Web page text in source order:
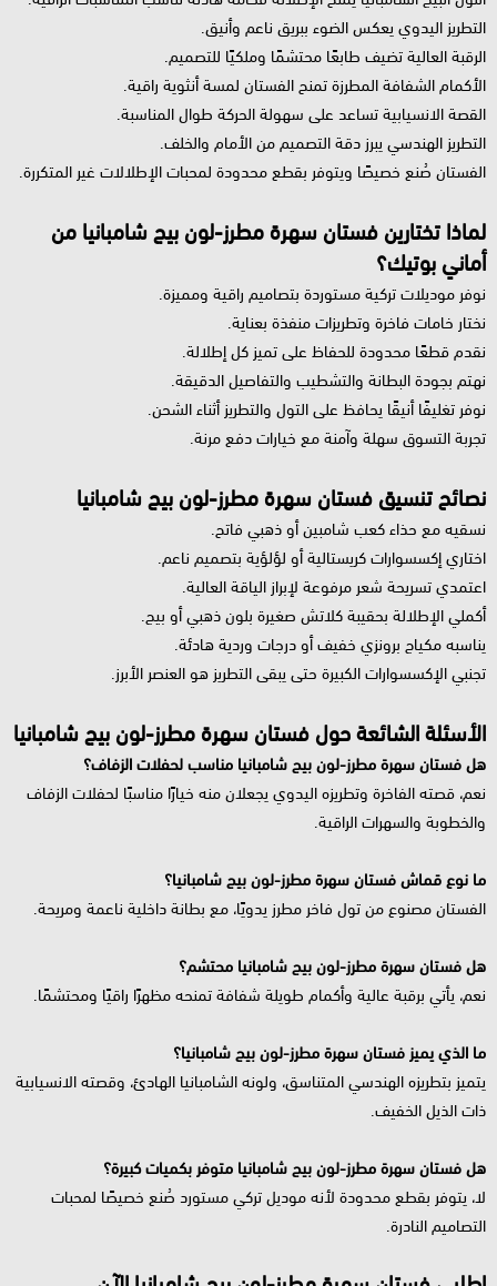
التطريز اليدوي يعكس الضوء ببريق ناعم وأنيق.
الرقبة العالية تضيف طابعًا محتشمًا وملكيًا للتصميم.
الأكمام الشفافة المطرزة تمنح الفستان لمسة أنثوية راقية.
القصة الانسيابية تساعد على سهولة الحركة طوال المناسبة.
التطريز الهندسي يبرز دقة التصميم من الأمام والخلف.
الفستان صُنع خصيصًا ويتوفر بقطع محدودة لمحبات الإطلالات غير المتكررة.
لماذا تختارين فستان سهرة مطرز-لون بيج شامبانيا من
أماني بوتيك؟
نوفر موديلات تركية مستوردة بتصاميم راقية ومميزة.
نختار خامات فاخرة وتطريزات منفذة بعناية.
نقدم قطعًا محدودة للحفاظ على تميز كل إطلالة.
نهتم بجودة البطانة والتشطيب والتفاصيل الدقيقة.
نوفر تغليفًا أنيقًا يحافظ على التول والتطريز أثناء الشحن.
تجربة التسوق سهلة وآمنة مع خيارات دفع مرنة.
نصائح تنسيق فستان سهرة مطرز-لون بيج شامبانيا
نسقيه مع حذاء كعب شامبين أو ذهبي فاتح.
اختاري إكسسوارات كريستالية أو لؤلؤية بتصميم ناعم.
اعتمدي تسريحة شعر مرفوعة لإبراز الياقة العالية.
أكملي الإطلالة بحقيبة كلاتش صغيرة بلون ذهبي أو بيج.
يناسبه مكياج برونزي خفيف أو درجات وردية هادئة.
تجنبي الإكسسوارات الكبيرة حتى يبقى التطريز هو العنصر الأبرز.
الأسئلة الشائعة حول فستان سهرة مطرز-لون بيج شامبانيا
هل فستان سهرة مطرز-لون بيج شامبانيا مناسب لحفلات الزفاف؟
نعم، قصته الفاخرة وتطريزه اليدوي يجعلان منه خيارًا مناسبًا لحفلات الزفاف
والخطوبة والسهرات الراقية.
ما نوع قماش فستان سهرة مطرز-لون بيج شامبانيا؟
الفستان مصنوع من تول فاخر مطرز يدويًا، مع بطانة داخلية ناعمة ومريحة.
هل فستان سهرة مطرز-لون بيج شامبانيا محتشم؟
نعم، يأتي برقبة عالية وأكمام طويلة شفافة تمنحه مظهرًا راقيًا ومحتشمًا.
ما الذي يميز فستان سهرة مطرز-لون بيج شامبانيا؟
يتميز بتطريزه الهندسي المتناسق، ولونه الشامبانيا الهادئ، وقصته الانسيابية
ذات الذيل الخفيف.
هل فستان سهرة مطرز-لون بيج شامبانيا متوفر بكميات كبيرة؟
لا، يتوفر بقطع محدودة لأنه موديل تركي مستورد صُنع خصيصًا لمحبات
التصاميم النادرة.